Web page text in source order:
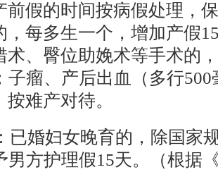
前假的时间按病假处理，
，每多生一个，增加产假
术、臀位助娩术等手术的
子瘤、产后出血（多行
难产对待。
已婚妇女晚育的，除国家
男方护理假15天。（根据